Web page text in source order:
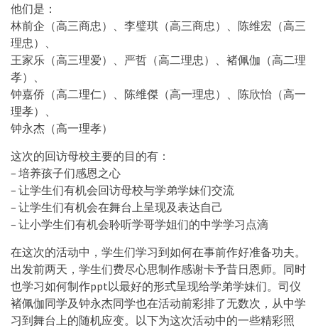
他们是：
林前企（高三商忠）、李璧琪（高三商忠）、陈维宏（高三
理忠）、
王家乐（高三理爱）、严哲（高二理忠）、褚佩伽（高二理
孝）、
钟嘉侨（高二理仁）、陈维傑（高一理忠）、陈欣怡（高一
理孝）、
钟永杰（高一理孝）
这次的回访母校主要的目的有：
– 培养孩子们感恩之心
– 让学生们有机会回访母校与学弟学妹们交流
– 让学生们有机会在舞台上呈现及表达自己
– 让小学生们有机会聆听学哥学姐们的中学学习点滴
在这次的活动中，学生们学习到如何在事前作好准备功夫。
出发前两天，学生们费尽心思制作感谢卡予昔日恩师。同时
也学习如何制作ppt以最好的形式呈现给学弟学妹们。司仪
褚佩伽同学及钟永杰同学也在活动前彩排了无数次，从中学
习到舞台上的随机应变。以下为这次活动中的一些精彩照